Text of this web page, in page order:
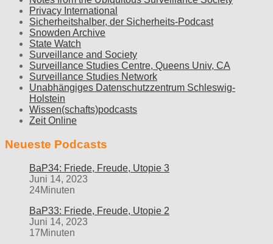
Privacy International
Sicherheitshalber, der Sicherheits-Podcast
Snowden Archive
State Watch
Surveillance and Society
Surveillance Studies Centre, Queens Univ, CA
Surveillance Studies Network
Unabhängiges Datenschutzzentrum Schleswig-
Holstein
Wissen(schafts)podcasts
Zeit Online
Neueste Podcasts
BaP34: Friede, Freude, Utopie 3
Juni 14, 2023
24Minuten
BaP33: Friede, Freude, Utopie 2
Juni 14, 2023
17Minuten